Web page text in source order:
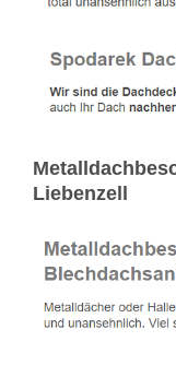
Liebenzell